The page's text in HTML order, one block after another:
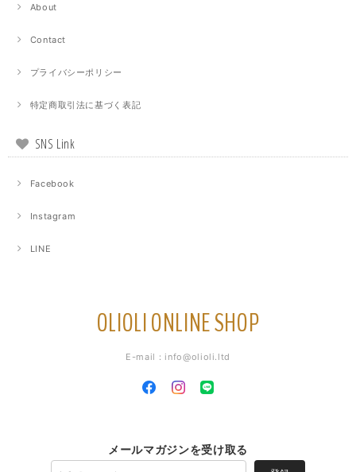
About
Contact
プライバシーポリシー
特定商取引法に基づく表記
SNS Link
Facebook
Instagram
LINE
OLIOLI ONLINE SHOP
E-mail： info@olioli.ltd
メールマガジンを受け取る